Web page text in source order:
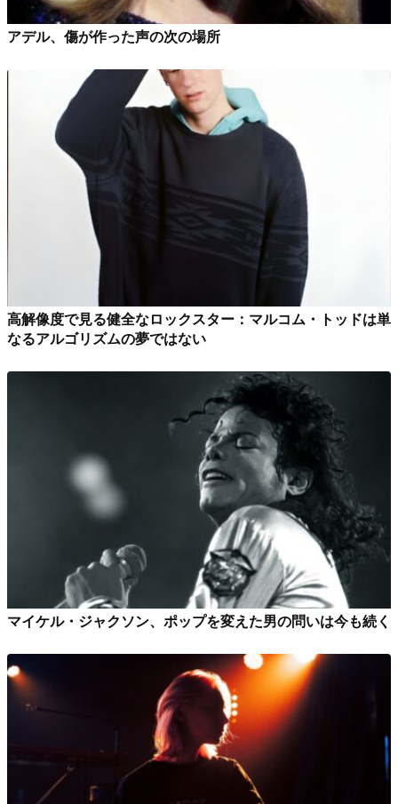
アデル、傷が作った声の次の場所
高解像度で見る健全なロックスター：マルコム・トッドは単
なるアルゴリズムの夢ではない
マイケル・ジャクソン、ポップを変えた男の問いは今も続く